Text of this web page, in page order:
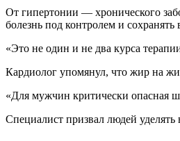
От гипертонии — хронического
болезнь под контролем и сохранять
«Это не один и не два курса
Кардиолог упомянул, что жир на
«Для мужчин критически опасная
Специалист призвал людей уделять